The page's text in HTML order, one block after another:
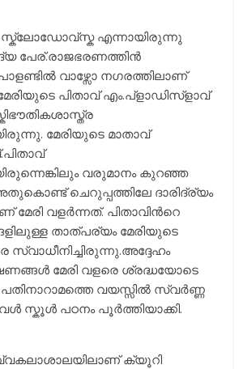
സ്ക്ലോഡോവ്സ്ക എന്നായിരുന്നു
പേര്.രാജഭരണത്തിൻ
വാഴ്സോ നഗരത്തിലാണ്
പിതാവ്‌ എം.പ്‌ളാഡിസ്‌ളാവ്‌
മേരിയുടെ മാതാവ്‌
വരുമാനം കുറഞ്ഞ
ചെറുപ്പത്തിലേ ദാരിദ്ര്യം
മേരി വളർന്നത്‌. പിതാവിന്‍റെ
താത്പര്യം മേരിയുടെ
സ്വാധീനിച്ചിരുന്നു.അദ്ദേഹം
മേരി വളരെ ശ്രദ്ധയോടെ
പതിനാറാമത്തെ വയസ്സിൽ സ്വർണ്ണ
സ്കൂൾ പഠനം പൂർത്തിയാക്കി.
ക്യൂറി